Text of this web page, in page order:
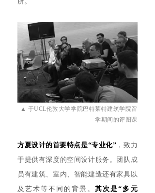
▲ 于UCL伦敦大学学院巴特莱特建筑学院留
学期间的评图课
方夏设计的首要特点是“专业化” ，致力
于提供有深度的空间设计服务。团队成
员有建筑、室内、智能建造还有家具以
及艺术等不同的背景。其次是“多元